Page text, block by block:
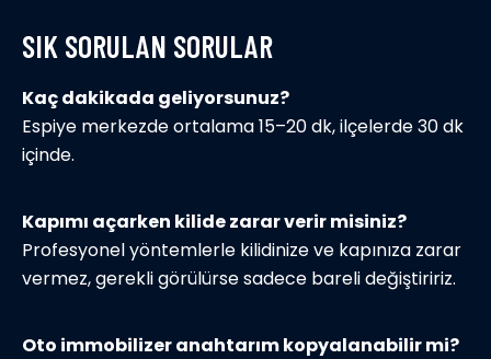
SIK SORULAN SORULAR
Kaç dakikada geliyorsunuz?
Espiye merkezde ortalama 15–20 dk, ilçelerde 30 dk
içinde.
Kapımı açarken kilide zarar verir misiniz?
Profesyonel yöntemlerle kilidinize ve kapınıza zarar
vermez, gerekli görülürse sadece bareli değiştiririz.
Oto immobilizer anahtarım kopyalanabilir mi?